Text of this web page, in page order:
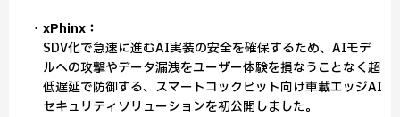
・ xPhinx：
SDV化で急速に進むAI実装の安全を確保するため、AIモデ
ルへの攻撃やデータ漏洩をユーザー体験を損なうことなく超
低遅延で防御する、スマートコックピット向け車載エッジAI
セキュリティソリューションを初公開しました。